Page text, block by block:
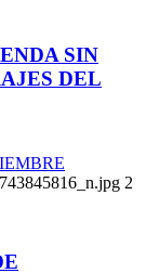
SIN
DEL
2